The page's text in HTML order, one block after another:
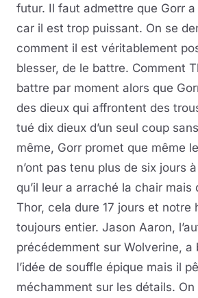
futur. Il faut admettre que Gorr
car il est trop puissant. On se
comment il est véritablement
blesser, de le battre. Comment
battre par moment alors que
des dieux qui affrontent des
tué dix dieux d’un seul coup
même, Gorr promet que même
n’ont pas tenu plus de six jours
qu’il leur a arraché la chair mais
Thor, cela dure 17 jours et notre
toujours entier. Jason Aaron,
précédemment sur Wolverine, a
l’idée de souffle épique mais il
méchamment sur les détails.